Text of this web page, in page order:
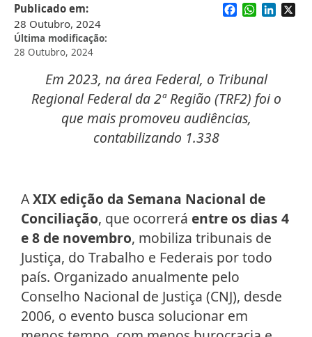
Publicado em
28 Outubro, 2024
Última modificação
28 Outubro, 2024
Facebook
WhatsApp
Em 2023, na área Federal, o Tribunal
Regional Federal da 2ª Região (TRF2) foi o
que mais promoveu audiências,
contabilizando 1.338
AXIX edição da Semana Nacional de
Conciliação, que ocorrerá entre os dias 4
e 8 de novembro, mobiliza tribunais de
Justiça, do Trabalho e Federais por todo
país. Organizado anualmente pelo
Conselho Nacional de Justiça (CNJ), desde
2006, o evento busca solucionar em